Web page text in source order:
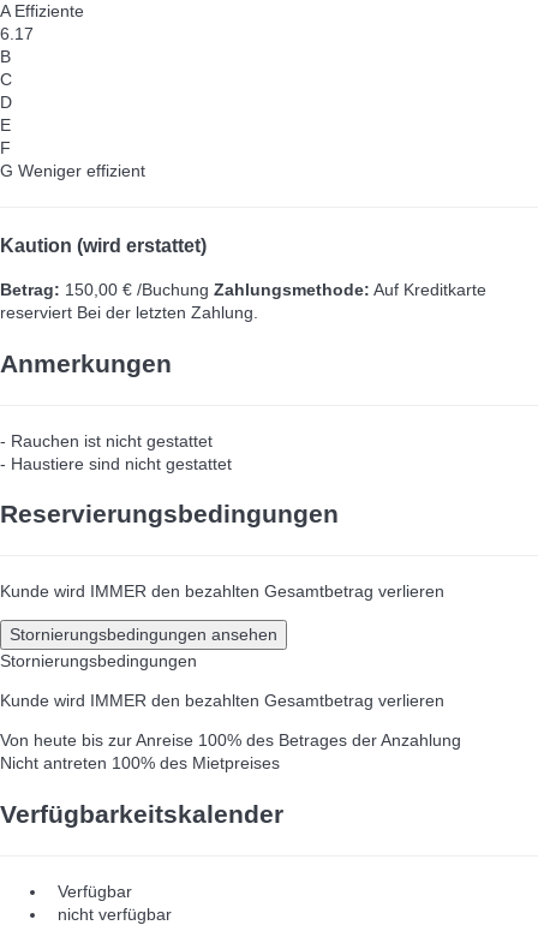
A Effiziente
6.17
B
C
D
E
F
G Weniger effizient
Kaution (wird erstattet)
Betrag: 150,00 € /Buchung Zahlungsmethode: Auf Kreditkarte
reserviert Bei der letzten Zahlung.
Anmerkungen
- Rauchen ist nicht gestattet
- Haustiere sind nicht gestattet
Reservierungsbedingungen
Kunde wird IMMER den bezahlten Gesamtbetrag verlieren
Stornierungsbedingungen ansehen
Stornierungsbedingungen
Kunde wird IMMER den bezahlten Gesamtbetrag verlieren
Von heute bis zur Anreise 100% des Betrages der Anzahlung
Nicht antreten 100% des Mietpreises
Verfügbarkeitskalender
Verfügbar
nicht verfügbar